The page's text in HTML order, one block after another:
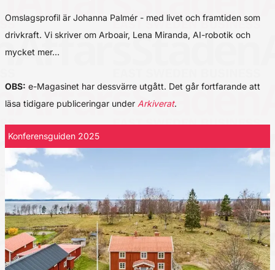
Omslagsprofil är Johanna Palmér - med livet och framtiden som
drivkraft. Vi skriver om Arboair, Lena Miranda, AI-robotik och
mycket mer…
OBS: e-Magasinet har dessvärre utgått. Det går fortfarande att
läsa tidigare publiceringar under Arkiverat.
Konferensguiden 2025